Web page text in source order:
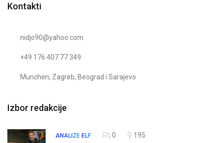
Kontakti
nidjo90@yahoo.com
+49 176 407 77 349
Munchen, Zagreb, Beograd i Sarajevo
Izbor redakcije
ANALIZE ELF 0
195